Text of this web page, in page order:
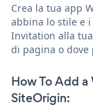
Crea la tua app
abbina lo stile e
Invitation alla
di pagina o dove
How To Add
SiteOrigin: